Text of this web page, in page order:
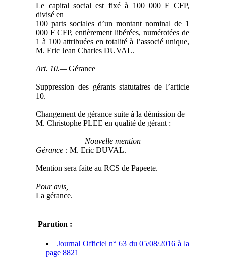
Le capital social est fixé à 100 000 F CFP,
divisé en
100 parts sociales d’un montant nominal de 1
000 F CFP, entièrement libérées, numérotées de
1 à 100 attribuées en totalité à l’associé unique,
M. Eric Jean Charles DUVAL.
Art. 10.—Gérance
Suppression des gérants statutaires de l’article
10.
Changement de gérance suite à la démission de
M. Christophe PLEE en qualité de gérant :
Nouvelle mention
Gérance :M. Eric DUVAL.
Mention sera faite au RCS de Papeete.
Pour avis,
La gérance.
Parution :
Journal Officiel n° 63 du 05/08/2016 à la
page 8821